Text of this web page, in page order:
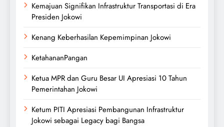
Kemajuan Signifikan Infrastruktur Transportasi di Era
Presiden Jokowi
Kenang Keberhasilan Kepemimpinan Jokowi
KetahananPangan
Ketua MPR dan Guru Besar UI Apresiasi 10 Tahun
Pemerintahan Jokowi
Ketum PITI Apresiasi Pembangunan Infrastruktur
Jokowi sebagai Legacy bagi Bangsa